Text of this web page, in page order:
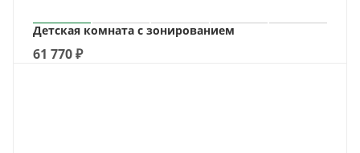
Детская комната с зонированием
61 770₽